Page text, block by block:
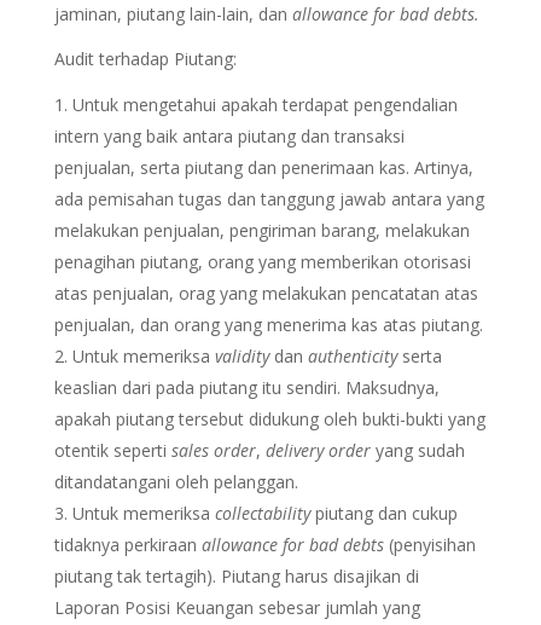
jaminan, piutang lain-lain, dan allowance for bad debts.
Audit terhadap Piutang:
Untuk mengetahui apakah terdapat pengendalian
intern yang baik antara piutang dan transaksi
penjualan, serta piutang dan penerimaan kas. Artinya,
ada pemisahan tugas dan tanggung jawab antara yang
melakukan penjualan, pengiriman barang, melakukan
penagihan piutang, orang yang memberikan otorisasi
atas penjualan, orag yang melakukan pencatatan atas
penjualan, dan orang yang menerima kas atas piutang.
Untuk memeriksa validity dan authenticity serta
keaslian dari pada piutang itu sendiri. Maksudnya,
apakah piutang tersebut didukung oleh bukti-bukti yang
otentik seperti sales order, delivery orderyang sudah
ditandatangani oleh pelanggan.
Untuk memeriksa collectabilitypiutang dan cukup
tidaknya perkiraan allowance for bad debts (penyisihan
piutang tak tertagih). Piutang harus disajikan di
Laporan Posisi Keuangan sebesar jumlah yang